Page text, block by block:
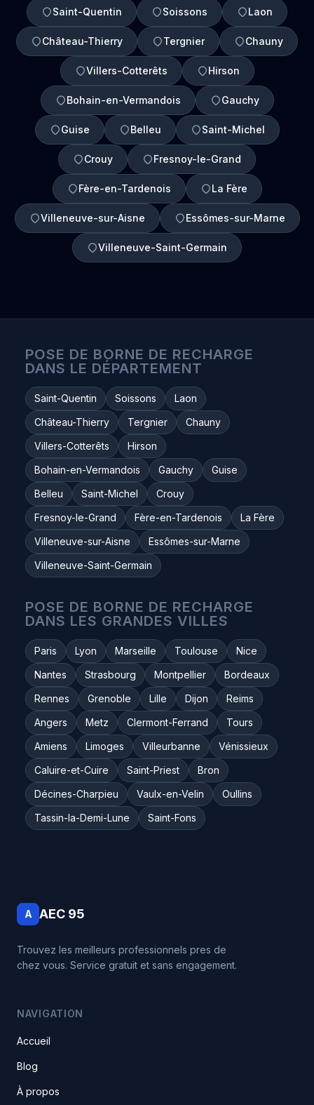
Saint-Quentin Soissons Laon
Château-Thierry Tergnier Chauny
Villers-Cotterêts Hirson
Bohain-en-Vermandois Gauchy
Guise Belleu Saint-Michel
Crouy Fresnoy-le-Grand
Fère-en-Tardenois La Fère
Villeneuve-sur-Aisne Essômes-sur-Marne
Villeneuve-Saint-Germain
POSE DE BORNE DE RECHARGE
DANS LE DÉPARTEMENT
Saint-Quentin Soissons
Laon
Château-Thierry
Tergnier
Chauny
Villers-Cotterêts
Hirson
Bohain-en-Vermandois
Gauchy
Guise
Belleu
Saint-Michel
Crouy
Fresnoy-le-Grand
Fère-en-Tardenois
La Fère
Villeneuve-sur-Aisne
Essômes-sur-Marne
Villeneuve-Saint-Germain
POSE DE BORNE DE RECHARGE
DANS LES GRANDES VILLES
Paris Lyon Marseille Toulouse
Nice
Nantes
Strasbourg Montpellier
Bordeaux
Rennes
Grenoble Lille Dijon
Reims
Angers
Metz Clermont-Ferrand
Tours
Amiens
Limoges Villeurbanne
Vénissieux
Caluire-et-Cuire
Saint-Priest
Bron
Décines-Charpieu
Vaulx-en-Velin
Oullins
Tassin-la-Demi-Lune
Saint-Fons
A AEC 95
Trouvez les meilleurs professionnels pres de
chez vous. Service gratuit et sans engagement.
NAVIGATION
Accueil
Blog
À propos